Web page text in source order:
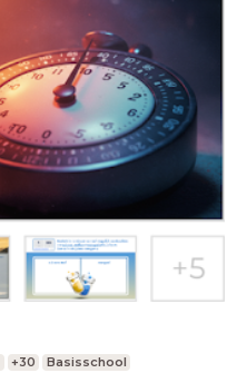
+30
Basisschool